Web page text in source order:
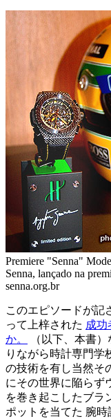
Premiere "Senna"
Senna, lançado na
senna.org.br
このエピソードが記
って上梓された 成功
か。
（以下、本書
りながら時計専門学
の技術を有し当然そ
にその世界に陥らず
を巻き起こしたブラ
ポットを当てた 腕